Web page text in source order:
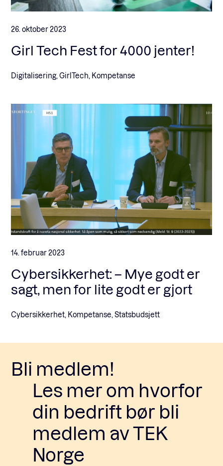
26. oktober 2023
Girl Tech Fest for 4000 jenter!
Digitalisering, GirlTech, Kompetanse
14. februar 2023
Cybersikkerhet: – Mye godt er
sagt, men for lite godt er gjort
Cybersikkerhet, Kompetanse, Statsbudsjett
Bli medlem!
Les mer om hvorfor
din bedrift bør bli
medlem av TEK
Norge